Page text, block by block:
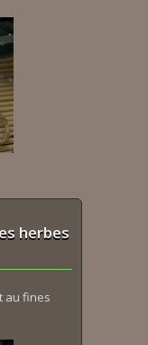
herbes
au fines